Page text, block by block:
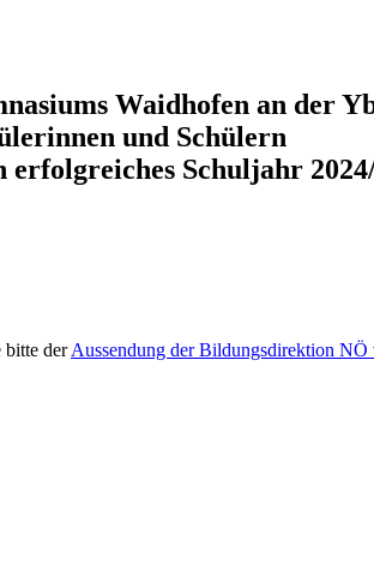
Waidhofen an der
und Schülern
erfolgreiches Schuljahr
bitte derAussendung der Bildungsdirektion NÖ